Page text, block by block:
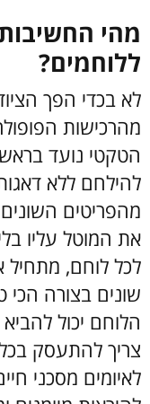
מהי
ללוחמים?
לא בכדי הפך
מהרכישות
הטקטי נועד
להילחם ללא
מהפריטים
את המוטל עליו
לכל לוחם,
שונים בצורה
צריך להתעסק בכל
לאיומים מסכני